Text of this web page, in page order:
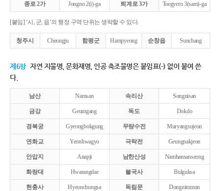
종로 2가 Jongno 2(i)-ga 퇴계로 3가 Toegyero 3(sam)-ga
[붙임] ‘시, 군, 읍’의 행정 구역 단위는 생략할 수 있다.
청주시 Cheongju 함평군 Hampyeong 순창읍 Sunchang
제6항 자연 지물명, 문화재명, 인공 축조물명은 붙임표(-) 없이 붙여 쓴
다.
남산 Namsan 속리산 Songnisan
금강 Geumgang 독도 Dokdo
경복궁 Gyeongbokgung 무량수전 Muryangsujeon
연화교 Yeonhwagyo 극락전 Geungnakjeon
안압지 Anapji 남한산성 Namhansanseong
화랑대 Hwarangdae 불국사 Bulguksa
현충사 Hyeonchungsa 독립문 Dongnimmun